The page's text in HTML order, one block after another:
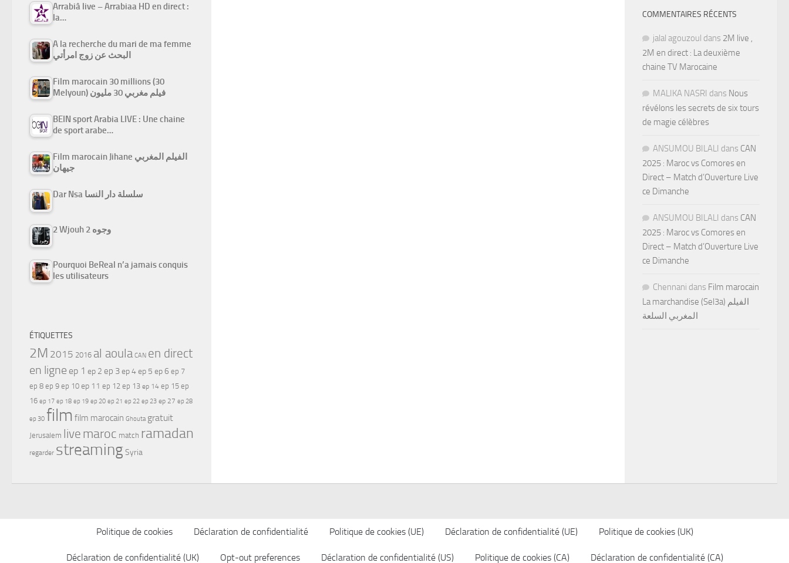
Arrabiâ live – Arrabiaa HD en direct :
la…
A la recherche du mari de ma femme
البحث عن زوج امرأتي
Film marocain 30 millions (30
Melyoun) فيلم مغربي 30 مليون
BEIN sport Arabia LIVE : Une chaine
de sport arabe…
Film marocain Jihane الفيلم المغربي
جيهان
Dar Nsa سلسلة دار النسا
2 Wjouh 2 وجوه
Pourquoi BeReal n’a jamais conquis
les utilisateurs
ÉTIQUETTES
2M 2015 2016 al aoula CAN en direct
en ligne ep 1 ep 2 ep 3ep 4ep 5 ep 6 ep 7
ep 8 ep 9 ep 10 ep 11 ep 12 ep 13 ep 14 ep 15 ep
16 ep 17 ep 18 ep 19 ep 20 ep 21 ep 22 ep 23 ep 27 ep 28
ep 30 film film marocain Ghouta gratuit
Jerusalem live maroc match ramadan
regarder streamingSyria
COMMENTAIRES RÉCENTS
jalal agouzoul dans 2M live ,
2M en direct : La deuxième
chaine TV Marocaine
MALIKA NASRI dans Nous
révélons les secrets de six tours
de magie célèbres
ANSUMOU BILALI dans CAN
2025 : Maroc vs Comores en
Direct – Match d’Ouverture Live
ce Dimanche
ANSUMOU BILALI dans CAN
2025 : Maroc vs Comores en
Direct – Match d’Ouverture Live
ce Dimanche
Chennani dans Film marocain
La marchandise (Sel3a) الفيلم
المغربي السلعة
Politique de cookies Déclaration de confidentialité Politique de cookies (UE) Déclaration de confidentialité (UE) Politique de cookies (UK)
Déclaration de confidentialité (UK) Opt-out preferences Déclaration de confidentialité (US) Politique de cookies (CA) Déclaration de confidentialité (CA)